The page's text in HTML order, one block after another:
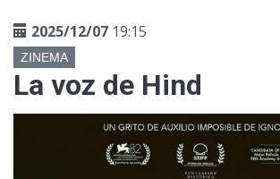
2025/12/07 19:15
ZINEMA
La voz de Hind